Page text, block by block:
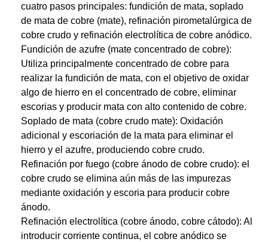
cuatro pasos principales: fundición de mata, soplado
de mata de cobre (mate), refinación pirometalúrgica de
cobre crudo y refinación electrolítica de cobre anódico.
Fundición de azufre (mate concentrado de cobre):
Utiliza principalmente concentrado de cobre para
realizar la fundición de mata, con el objetivo de oxidar
algo de hierro en el concentrado de cobre, eliminar
escorias y producir mata con alto contenido de cobre.
Soplado de mata (cobre crudo mate): Oxidación
adicional y escoriación de la mata para eliminar el
hierro y el azufre, produciendo cobre crudo.
Refinación por fuego (cobre ánodo de cobre crudo): el
cobre crudo se elimina aún más de las impurezas
mediante oxidación y escoria para producir cobre
ánodo.
Refinación electrolítica (cobre ánodo, cobre cátodo): Al
introducir corriente continua, el cobre anódico se